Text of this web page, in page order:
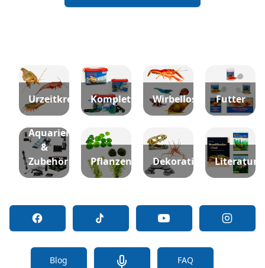
Urzeitkrebse KomplettsetsWirbellose Futter
Aquarien
&
Zubehör
Pflanzen Dekoration Literatur
Blog FAQ